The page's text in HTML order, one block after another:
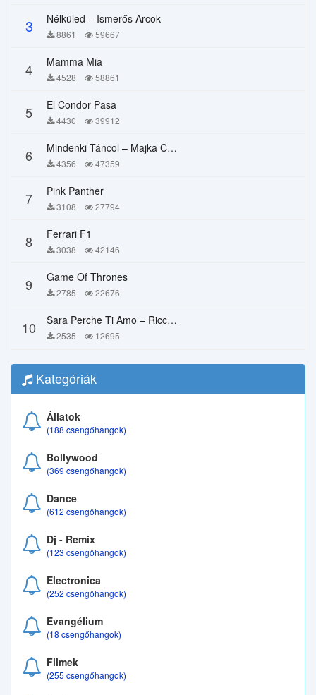
3 Nélküled – Ismerős Arcok
8861 59667
4 Mamma Mia
4528 58861
5 El Condor Pasa
4430 39912
6 Mindenki Táncol – Majka Curtis, Péter Majoros
4356 47359
7 Pink Panther
3108 27794
8 Ferrari F1
3038 42146
9 Game Of Thrones
2785 22676
10 Sara Perche Ti Amo – Ricchi E Poveri
2535 12695
Kategóriák
Állatok
(188 csengőhangok)
Bollywood
(369 csengőhangok)
Dance
(612 csengőhangok)
Dj - Remix
(123 csengőhangok)
Electronica
(252 csengőhangok)
Evangélium
(18 csengőhangok)
Filmek
(255 csengőhangok)